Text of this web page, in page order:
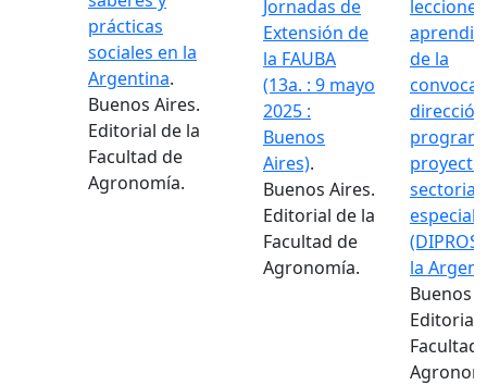
prácticas
sociales en la
Argentina.
Buenos Aires.
Editorial de la
Facultad de
Agronomía.
Jornadas de
Extensión de
la FAUBA
(13a. : 9 mayo
2025 :
Buenos
Aires).
Buenos Aires.
Editorial de la
Facultad de
Agronomía.
lecciones
de la
la
Buenos
Editorial
Facultad
Previous Next